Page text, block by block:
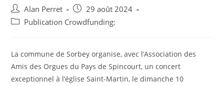
Auteur/autrice
de
Alan Perret
Post
published:
29 août 2024
PostPublication Crowdfunding:
La commune de Sorbey organise, avec l’Association des
Amis des Orgues du Pays de Spincourt, un concert
exceptionnel à l’église Saint-Martin, le dimanche 10